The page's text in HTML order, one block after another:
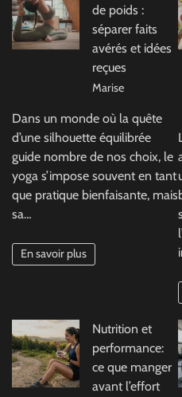
de poids :
séparer faits
avérés et idées
reçues
Marise
Dans un monde où la quête
d’une silhouette équilibrée
guide nombre de nos choix, le
yoga s’impose souvent en tant
que pratique bienfaisante, mais
sa…
En savoir plus
Nutrition et
performance:
ce que manger
avant l’effort